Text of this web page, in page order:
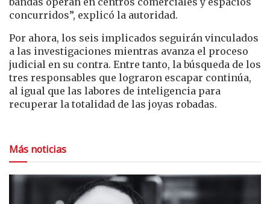
concurridos”, explicó la autoridad.
Por ahora, los seis implicados seguirán vinculados
a las investigaciones mientras avanza el proceso
judicial en su contra. Entre tanto, la búsqueda de los
tres responsables que lograron escapar continúa,
al igual que las labores de inteligencia para
recuperar la totalidad de las joyas robadas.
Más noticias